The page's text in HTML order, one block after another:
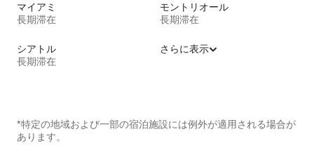
マイアミ
長期滞在
モントリオール
長期滞在
シアトル
長期滞在
さらに表示
*特定の地域および一部の宿泊施設には例外が適用される場合が
あります。